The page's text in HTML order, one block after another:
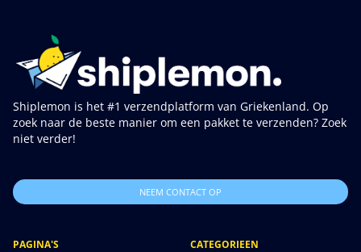
Shiplemon is het #1 verzendplatform van Griekenland. Op
zoek naar de beste manier om een pakket te verzenden? Zoek
niet verder!
NEEM CONTACT OP
PAGINA'S CATEGORIEEN